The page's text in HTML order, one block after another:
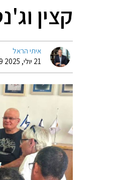
קצין
איתי הראל
21 יולי, 2025 16:19